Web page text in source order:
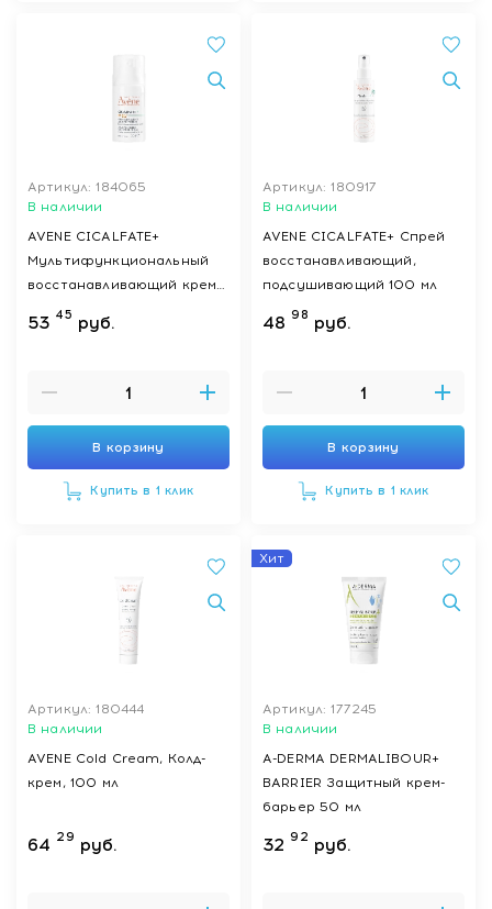
Артикул: 184065
В наличии
AVENE CICALFATE+
Мультифункциональный
восстанавливающий крем
для кожи SPF50+ 30 мл
53 45 руб.
В корзину
Купить в 1 клик
Артикул: 180917
В наличии
AVENE CICALFATE+ Спрей
восстанавливающий,
подсушивающий 100 мл
48 98 руб.
В корзину
Купить в 1 клик
Артикул: 180444
В наличии
AVENE Cold Cream, Колд-
крем, 100 мл
64 29 руб.
Хит
Артикул: 177245
В наличии
A-DERMA DERMALIBOUR+
BARRIER Защитный крем-
барьер 50 мл
32 92 руб.